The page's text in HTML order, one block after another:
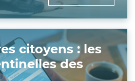
citoyens : les
des